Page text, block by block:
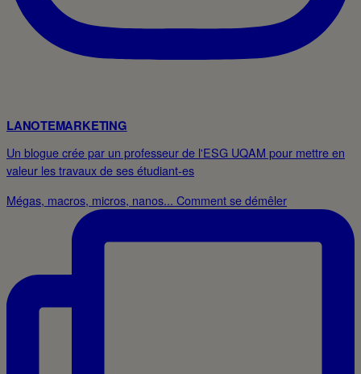
LANOTEMARKETING
Un blogue crée par un professeur de l'ESG UQAM pour mettre en
valeur les travaux de ses étudiant-es
Mégas, macros, micros, nanos... Comment se démêler